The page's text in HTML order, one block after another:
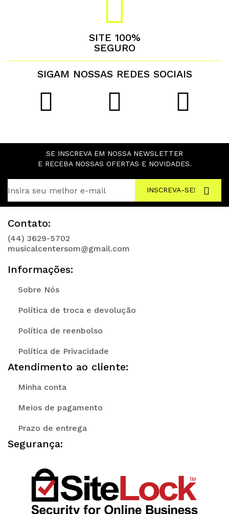
SITE 100%
SEGURO
SIGAM NOSSAS REDES SOCIAIS
SE INSCREVA EM NOSSA NEWSLETTER
E RECEBA NOSSAS OFERTAS E NOVIDADES.
INSCREVA-SE!
Contato:
(44) 3629-5702
musicalcentersom@gmail.com
Informações:
Sobre Nós
Política de troca e devolução
Política de reenbolso
Política de Privacidade
Atendimento ao cliente:
Minha conta
Meios de pagamento
Prazo de entrega
Segurança: